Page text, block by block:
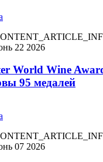
22 2026
World Wine
95 медалей
07 2026